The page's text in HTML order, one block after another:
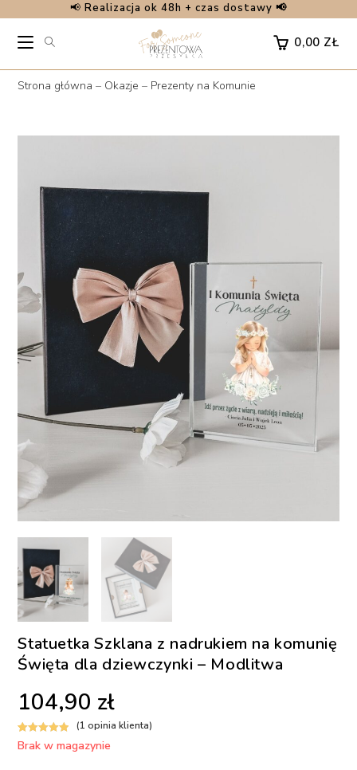
content
📢 Realizacja ok 48h + czas dostawy 📢
0,00 ZŁ
Strona główna – Okazje – Prezenty na Komunie
Statuetka Szklana z nadrukiem na komunię
Święta dla dziewczynki – Modlitwa
104,90 zł
Oceniony
1
(1 opinia klienta)
Brak w magazynie